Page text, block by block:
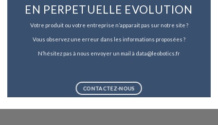
EN PERPETUELLE EVOLUTION
Votre produit ou votre entreprise n’apparait pas sur notre site ?
Vous observez une erreur dans les informations proposées ?
N’hésitez pas à nous envoyer un mail à data@leobotics.fr
CONTACTEZ-NOUS